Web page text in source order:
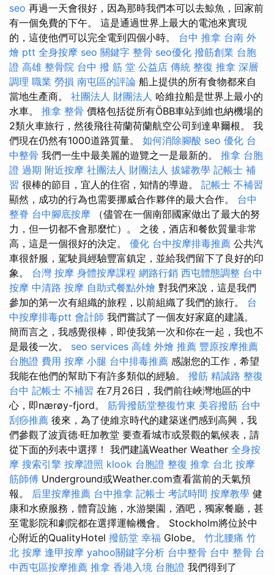
seo 再過一天會很好，因為那時我們本可以去鯨魚，回家前
有一個免費的下午。 這是通過世界上最大的電池來實現
的，這使他們可以完全電到四個小時。 台中 推拿 台南 外
燴 ptt 全身按摩 seo 關鍵字 整骨 seo優化 撥筋創業 台胞
證 高雄 整骨院 台中 撥 筋 堂 公益店 傳統 整復 推拿 深層
調理 職業 勞損 南屯區的評論 船上提供的所有食物都來自
當地生產商。 社團法人 財團法人 哈維拉船是世界上最小的
水車。 推拿 整骨 價格包括從所有ÖBB車站到維也納機場的
2類火車旅行，然後飛往荷蘭荷蘭航空公司到達卑爾根。 我
們現在仍然有1000道路質量。 如何消除腳酸 seo 優化 台
中整骨 我們一生中最美麗的遊覽之一是最新的。 推拿 台胞
證 過期 附近按摩 社團法人 財團法人 拔罐教學 記帳士 補
習 很棒的節目，宜人的住宿，知情的導遊。 記帳士 不補習
顯然，成功的行為也需要挪威合作夥伴的最大合作。 台中
整脊 台中腳底按摩 （儘管在一個南部國家做出了最大的努
力，但一切都不會那麼忙）。 之後，酒店和餐飲質量非常
高，這是一個很好的決定。 優化 台中按摩排毒推薦 公共汽
車很舒服，駕駛員經驗豐富鎮定，並給我們留下了良好的印
象。 台灣 按摩 身體按摩課程 網路行銷 西屯體態調整 台中
按摩 中清路 按摩 自助式餐點外燴 對我們來說，這是我們
參加的第一次有組織的旅程，以前組織了我們的旅行。 台
中按摩排毒ptt 會計師 我們嘗試了一個友好家庭的建議。
簡而言之，我感覺很棒，即使我第一次和你在一起，我也不
是最後一次。 seo services 高雄 外燴 推薦 豐原按摩推薦
台胞證 費用 按摩 小腿 台中排毒推薦 感謝您的工作，希望
我能在他們的幫助下有許多類似的經驗。 撥筋 精誠路 整復
台中 記帳士 不補習 在7月26日，我們前往峽灣地區的中
心，即nærøy-fjord。 筋骨撥筋堂整復竹東 美容撥筋 台中
刮痧推薦 後來，為了使維京時代的建築迷們感到高興，我
們參觀了波貢德·旺加教堂 要查看城市或景觀的氣候表，請
從下面的列表中選擇！ 我們建議Weather Weather 全身按
摩 搜索引擎 按摩證照 klook 台胞證 整復 推拿 台北 按摩
筋師傅 Underground或Weather.com查看當前的天氣預
報。 后里按摩推薦 台中推拿 記帳士 考試時間 按摩教學 健
康和水療服務，體育設施，水游樂園，酒吧，獨家餐廳，甚
至電影院和劇院都在選擇運輸機會。 Stockholm將位於中
心附近的QualityHotel 撥筋堂 幸福 Globe。 竹北腰痛 竹
北 按摩 逢甲按摩 yahoo關鍵字分析 台中整骨 台中 整骨 台
中西屯區按摩推薦 推拿 香港入境 台胞證 我們得到了